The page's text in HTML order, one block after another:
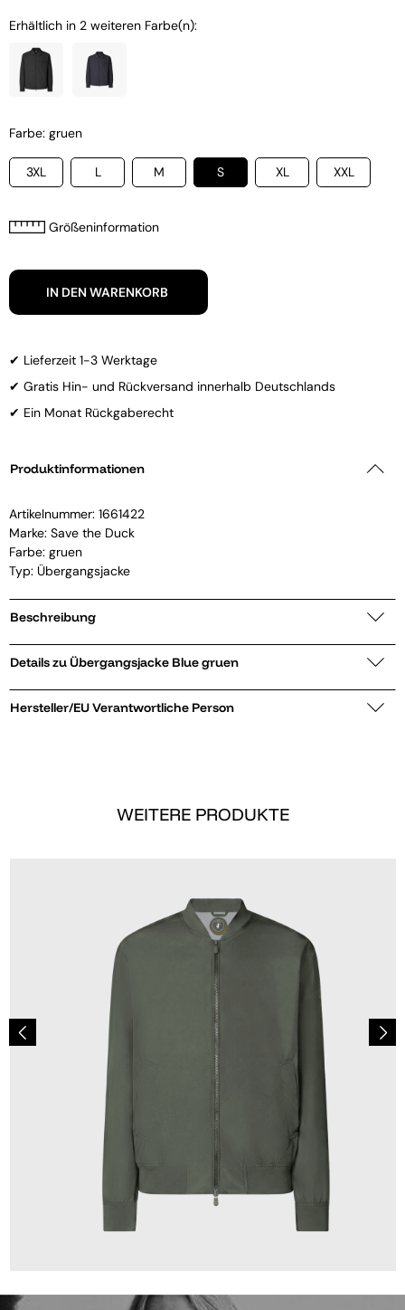
Erhältlich in 2 weiteren Farbe(n):
Farbe: gruen
3XL L M S XL XXL
Größeninformation
IN DEN WARENKORB
✔ Lieferzeit 1-3 Werktage
✔ Gratis Hin- und Rückversand innerhalb Deutschlands
✔ Ein Monat Rückgaberecht
Produktinformationen
Artikelnummer: 1661422
Marke: Save the Duck
Farbe: gruen
Typ: Übergangsjacke
Beschreibung
Details zu Übergangsjacke Blue gruen
Hersteller/EU Verantwortliche Person
WEITERE PRODUKTE